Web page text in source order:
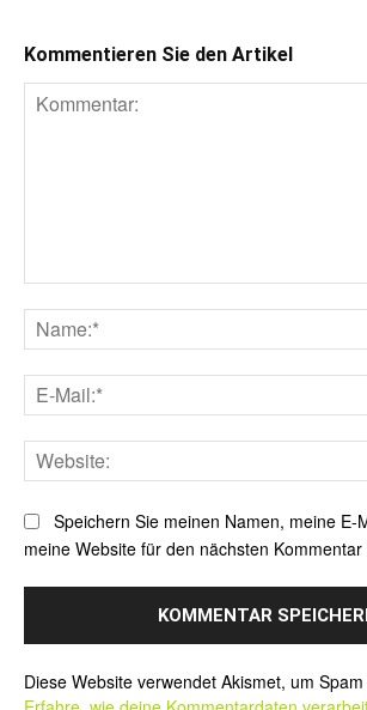
Kommentieren Sie den Artikel
Speichern Sie meinen Namen, meine E-
meine Website für den nächsten
Diese Website verwendet Akismet, um